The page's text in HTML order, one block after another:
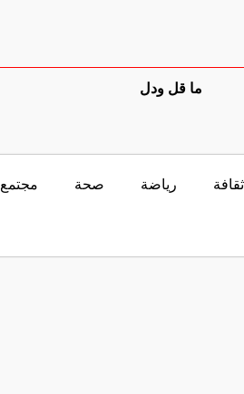
ما قل ودل
ثقافة رياضة صحة مجتمع